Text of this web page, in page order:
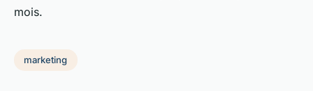
mois.
marketing